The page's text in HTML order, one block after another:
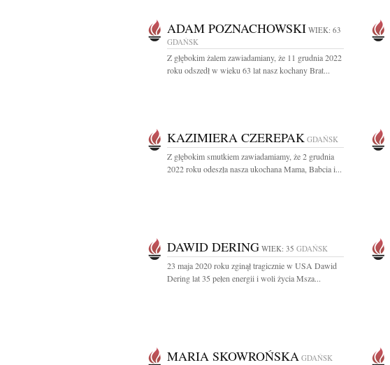
ADAM POZNACHOWSKI WIEK: 63
GDAŃSK
Z głębokim żalem zawiadamiany, że 11 grudnia 2022
roku odszedł w wieku 63 lat nasz kochany Brat...
KAZIMIERA CZEREPAK GDAŃSK
Z głębokim smutkiem zawiadamiamy, że 2 grudnia
2022 roku odeszła nasza ukochana Mama, Babcia i...
DAWID DERING WIEK: 35 GDAŃSK
23 maja 2020 roku zginął tragicznie w USA Dawid
Dering lat 35 pełen energii i woli życia Msza...
MARIA SKOWROŃSKA GDAŃSK